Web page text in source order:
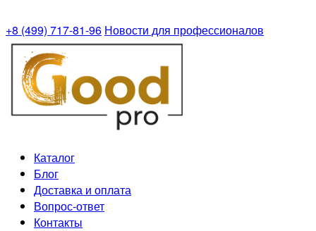
+8 (499) 717-81-96 Новости для профессионалов
Каталог
Блог
Доставка и оплата
Вопрос-ответ
Контакты